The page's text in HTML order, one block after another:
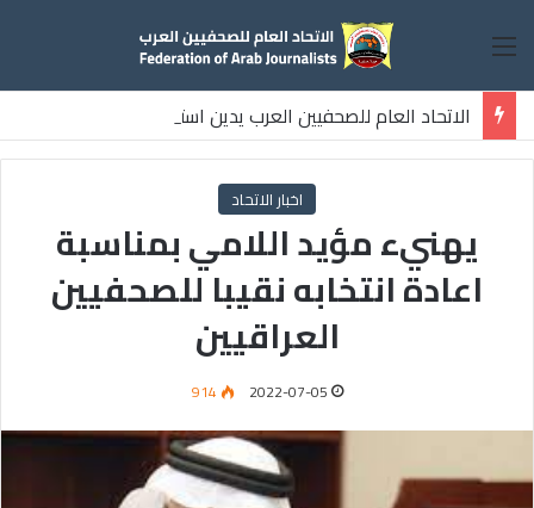
القائمة
الاتحاد العام للصحفيين العرب يدين استشهاد
ثلاثة صحفيين فلسطينيين باستهداف إسرائيلي وسط قطاع غزة
اخبار الاتحاد
يهنيء مؤيد اللامي بمناسبة
اعادة انتخابه نقيبا للصحفيين
العراقيين
2022-07-05
914